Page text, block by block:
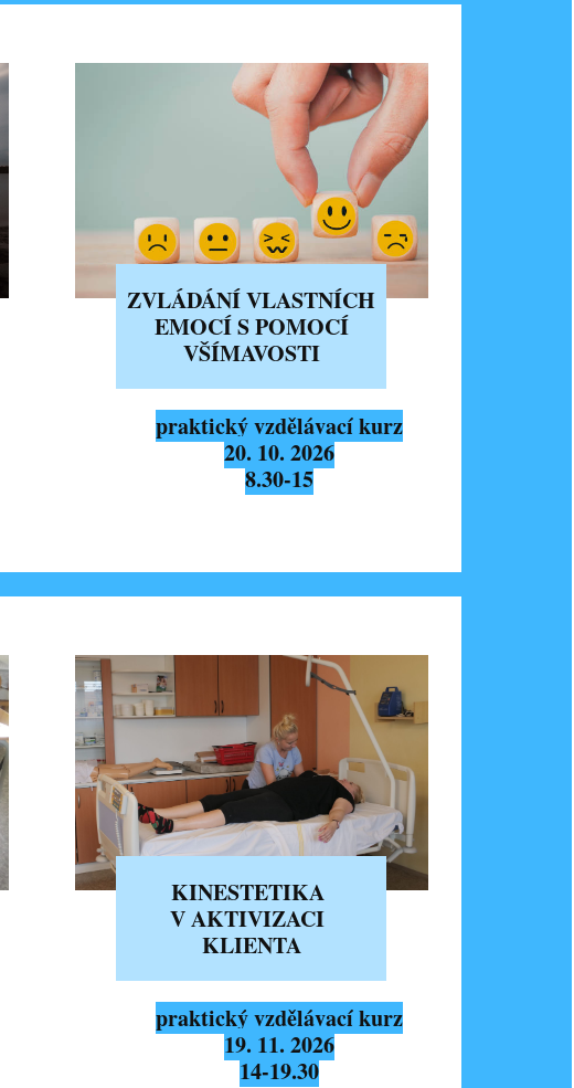
ZVLÁDÁNÍ VLASTNÍCH
EMOCÍ S POMOCÍ
VŠÍMAVOSTI
praktický vzdělávací kurz
20. 10. 2026
8.30-15
KINESTETIKA
V AKTIVIZACI
KLIENTA
praktický vzdělávací kurz
19. 11. 2026
14-19.30